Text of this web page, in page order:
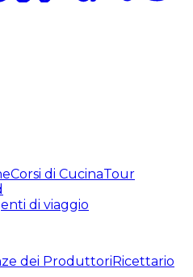
Corsi di CucinaTour
di viaggio
dei ProduttoriRicettario